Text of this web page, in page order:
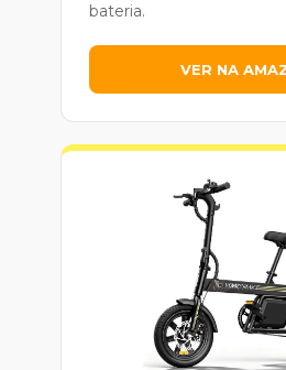
bateria.
VER NA